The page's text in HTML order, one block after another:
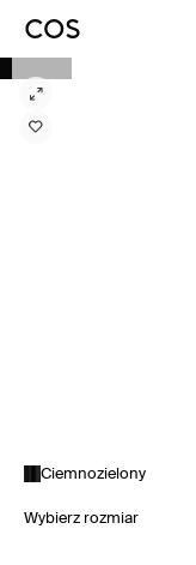
Ciemnozielony
Wybierz rozmiar